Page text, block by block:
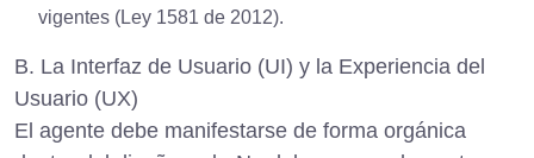
vigentes (Ley 1581 de 2012).
B. La Interfaz de Usuario (UI) y la Experiencia del
Usuario (UX)
El agente debe manifestarse de forma orgánica